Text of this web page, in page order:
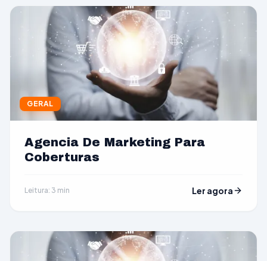
GERAL
Agencia De Marketing Para
Coberturas
Leitura: 3 min Ler agora